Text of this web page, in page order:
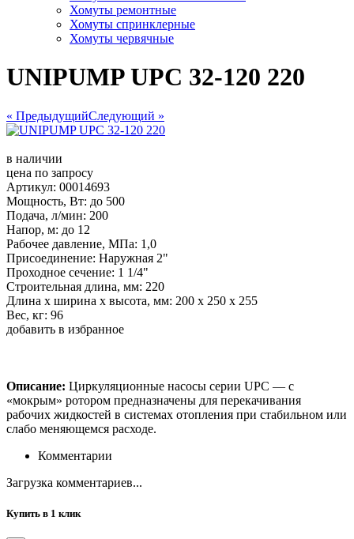
Хомуты ремонтные
Хомуты спринклерные
Хомуты червячные
UNIPUMP UPC 32-120 220
« ПредыдущийСледующий »
в наличии
цена по запросу
Артикул: 00014693
Мощность, Вт: до 500
Подача, л/мин: 200
Напор, м: до 12
Рабочее давление, МПа: 1,0
Присоединение: Наружная 2"
Проходное сечение: 1 1/4"
Строительная длина, мм: 220
Длина х ширина х высота, мм: 200 х 250 х 255
Вес, кг: 96
добавить в избранное
Описание: Циркуляционные насосы серии UPC — с
«мокрым» ротором предназначены для перекачивания
рабочих жидкостей в системах отопления при стабильном или
слабо меняющемся расходе.
Комментарии
Загрузка комментариев...
Купить в 1 клик